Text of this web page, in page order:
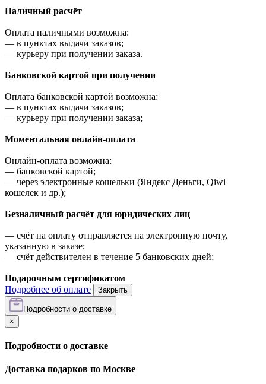
Наличный расчёт
Оплата наличными возможна:
— в пунктах выдачи заказов;
— курьеру при получении заказа.
Банковской картой при получении
Оплата банковской картой возможна:
— в пунктах выдачи заказов;
— курьеру при получении заказа;
Моментальная онлайн-оплата
Онлайн-оплата возможна:
— банковской картой;
— через электронные кошельки (Яндекс Деньги, Qiwi
кошелек и др.);
Безналичный расчёт для юридических лиц
— счёт на оплату отправляется на электронную почту,
указанную в заказе;
— счёт действителен в течение 5 банковских дней;
Подарочным сертификатом
Подробнее об оплате
Закрыть
Подробности о доставке
×
Подробности о доставке
Доставка подарков по Москве